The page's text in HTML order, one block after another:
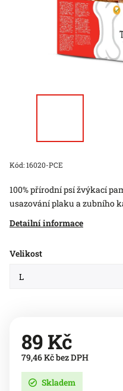
Kód:16020-PCE
100% přírodní psí žvýkací
usazování plaku a zubního
Detailní informace
Velikost
89 Kč
79,46 Kč bez DPH
Skladem